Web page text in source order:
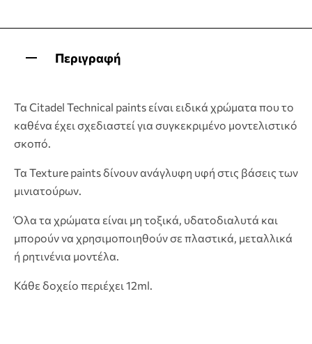
Περιγραφή
Τα Citadel Technical paints είναι ειδικά χρώματα που το
καθένα έχει σχεδιαστεί για συγκεκριμένο μοντελιστικό
σκοπό.
Τα Texture paints δίνουν ανάγλυφη υφή στις βάσεις των
μινιατούρων.
Όλα τα χρώματα είναι μη τοξικά, υδατοδιαλυτά και
μπορούν να χρησιμοποιηθούν σε πλαστικά, μεταλλικά
ή ρητινένια μοντέλα.
Κάθε δοχείο περιέχει 12ml.